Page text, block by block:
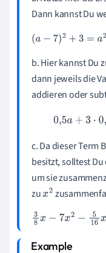
Dann kannst Du
(a−7) 2+3=a2− 2⋅7 a+
b. Hier kannst Du
dann jeweils die
addieren oder
0, 5 a+
c. Da dieser Term
besitzt, solltest
um sie
zux2
38x−7x 2−516x −x⋅x=